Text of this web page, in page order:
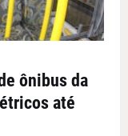
ônibus da
até